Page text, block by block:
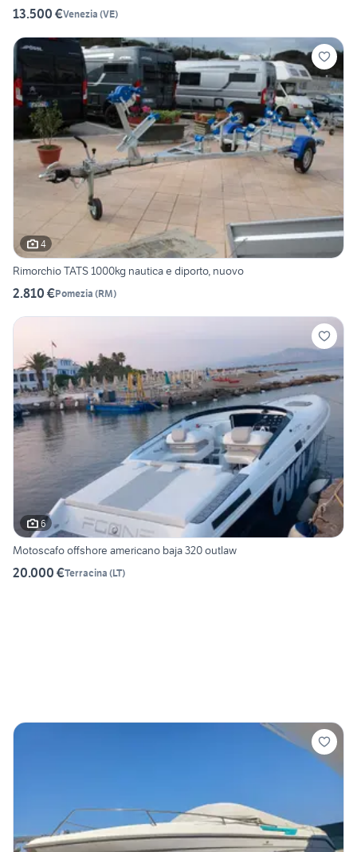
13.500 €Venezia (VE)
4
Rimorchio TATS 1000kg nautica e diporto, nuovo
2.810 €Pomezia (RM)
6
Motoscafo offshore americano baja 320 outlaw
20.000 €Terracina (LT)